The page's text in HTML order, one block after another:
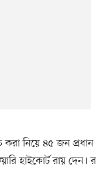
করা নিয়ে ৪৫ জন
হাইকোর্ট রায় দেন।